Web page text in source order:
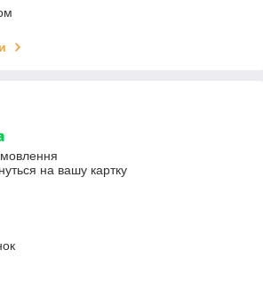
на вашу картку